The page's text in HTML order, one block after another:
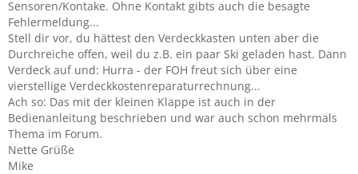
Sensoren/Kontake. Ohne Kontakt gibts auch die besagte
Fehlermeldung...
Stell dir vor, du hättest den Verdeckkasten unten aber die
Durchreiche offen, weil du z.B. ein paar Ski geladen hast. Dann
Verdeck auf und: Hurra - der FOH freut sich über eine
vierstellige Verdeckkostenreparaturrechnung...
Ach so: Das mit der kleinen Klappe ist auch in der
Bedienanleitung beschrieben und war auch schon mehrmals
Thema im Forum.
Nette Grüße
Mike